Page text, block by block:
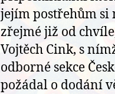
jejím postřehům si
zřejmé již od
Vojtěch Cink, s
odborné sekce
požádal o dodání